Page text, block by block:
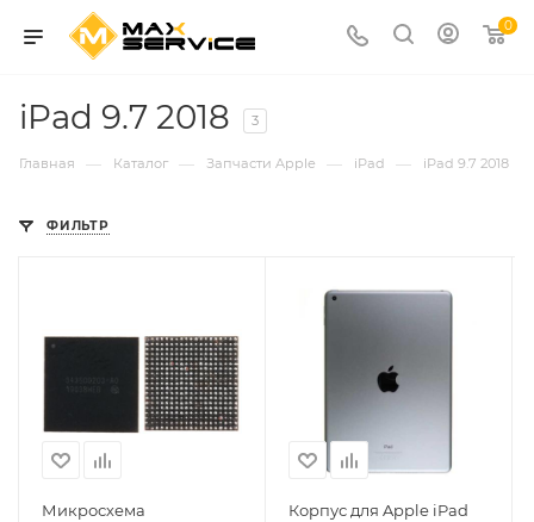
0
iPad 9.7 2018 3
Главная — Каталог — Запчасти Apple — iPad — iPad 9.7 2018
ФИЛЬТР
Микросхема
Корпус для Apple iPad